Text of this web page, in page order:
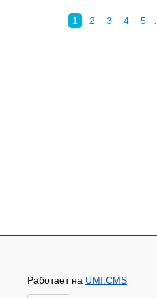
1 2 3 4 5
Работает на UMI.CMS